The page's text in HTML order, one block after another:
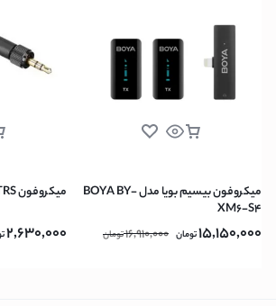
میکروفون بیسیم بویا مدل BOYA BY-
XM6-S4
15,150,000تومان 16,910,000تومان
میکروفون TRS بویا BY-UM2
2,630,000